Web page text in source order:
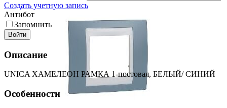
Создать учетную запись
Антибот
Запомнить
Войти
Описание
UNICA ХАМЕЛЕОН РАМКА 1-постовая, БЕЛЫЙ/ СИНИЙ
Особенности